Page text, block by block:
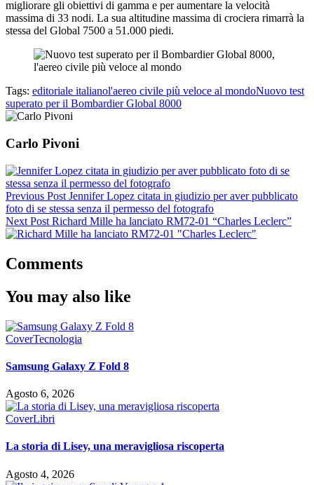
migliorare gli obiettivi di gamma e per aumentare la velocità
massima di 33 nodi. La sua altitudine massima di crociera rimarrà la
stessa del Global 7500 a 51.000 piedi.
Tags: editoriale italianol'aereo civile più veloce al mondoNuovo test
superato per il Bombardier Global 8000
Carlo Pivoni
Previous Post Jennifer Lopez citata in giudizio per aver pubblicato
foto di se stessa senza il permesso del fotografo
Next Post Richard Mille ha lanciato RM72-01 “Charles Leclerc”
Comments
You may also like
CoverTecnologia
Samsung Galaxy Z Fold 8
Agosto 6, 2026
CoverLibri
La storia di Lisey, una meravigliosa riscoperta
Agosto 4, 2026